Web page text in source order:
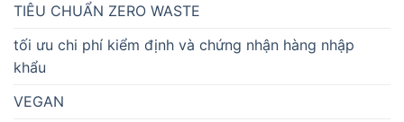
TIÊU CHUẨN ZERO WASTE
tối ưu chi phí kiểm định và chứng nhận hàng nhập
khẩu
VEGAN